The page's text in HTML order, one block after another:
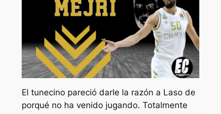
El tunecino pareció darle la razón a Laso de
porqué no ha venido jugando. Totalmente